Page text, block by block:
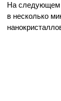
На следующем
в несколько